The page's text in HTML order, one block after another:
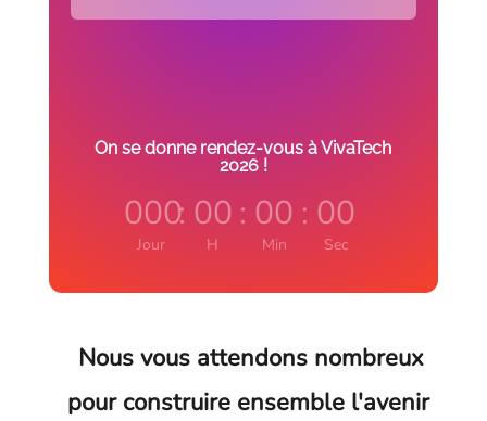
On se donne rendez-vous à VivaTech
2026 !
000
Jour
: 00
H
: 00
Min
: 00
Sec
Nous vous attendons nombreux
pour construire ensemble l'avenir